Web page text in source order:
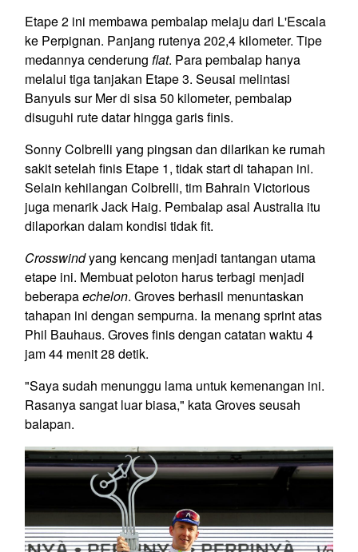
Etape 2 ini membawa pembalap melaju dari L'Escala
ke Perpignan. Panjang rutenya 202,4 kilometer. Tipe
medannya cenderung flat. Para pembalap hanya
melalui tiga tanjakan Etape 3. Seusai melintasi
Banyuls sur Mer di sisa 50 kilometer, pembalap
disuguhi rute datar hingga garis finis.
Sonny Colbrelli yang pingsan dan dilarikan ke rumah
sakit setelah finis Etape 1, tidak start di tahapan ini.
Selain kehilangan Colbrelli, tim Bahrain Victorious
juga menarik Jack Haig. Pembalap asal Australia itu
dilaporkan dalam kondisi tidak fit.
Crosswindyang kencang menjadi tantangan utama
etape ini. Membuat peloton harus terbagi menjadi
beberapaechelon. Groves berhasil menuntaskan
tahapan ini dengan sempurna. Ia menang sprint atas
Phil Bauhaus. Groves finis dengan catatan waktu 4
jam 44 menit 28 detik.
"Saya sudah menunggu lama untuk kemenangan ini.
Rasanya sangat luar biasa," kata Groves seusah
balapan.